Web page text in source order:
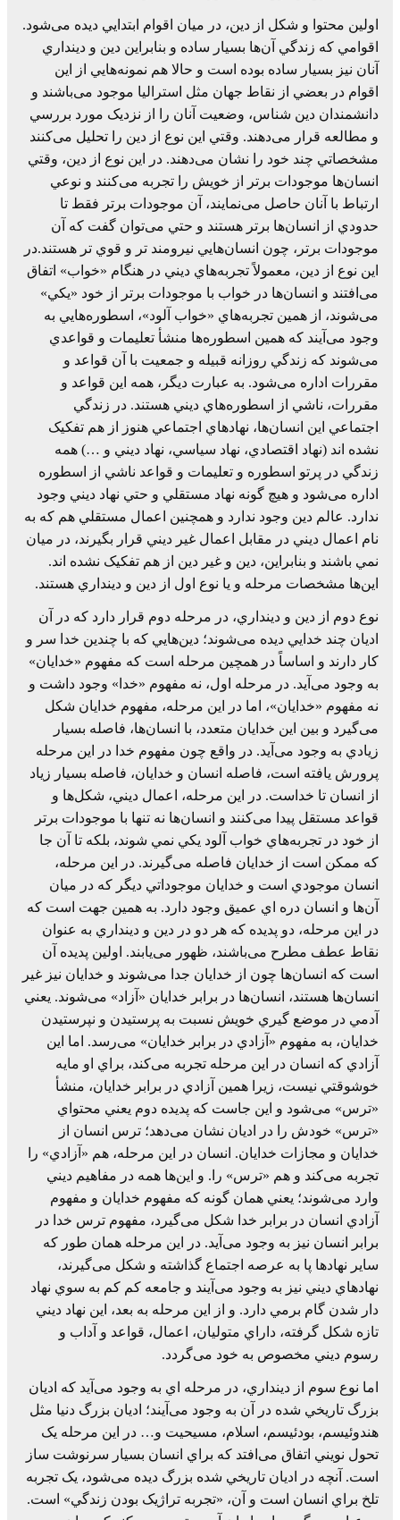
اولين محتوا و شکل از دين، در ميان اقوام ابتدايي ديده می‌شود.
اقوامي که زندگي آن‌ها بسيار ساده و بنابراين دين و دينداري
آنان نيز بسيار ساده بوده است و حالا هم نمونه‌هايي از اين
اقوام در بعضي از نقاط جهان مثل استراليا موجود می‌باشند و
دانشمندان دين شناس، وضعيت آنان را از نزديک مورد بررسي
و مطالعه قرار می‌دهند. وقتي اين نوع از دين را تحليل می‌کنند
مشخصاتي چند خود را نشان می‌دهند. در اين نوع از دين، وقتي
انسان‌ها موجودات برتر از خويش را تجربه می‌کنند و نوعي
ارتباط با آنان حاصل می‌نمايند، آن موجودات برتر فقط تا
حدودي از انسان‌ها برتر هستند و حتي می‌توان گفت که آن
موجودات برتر، چون انسان‌هايي نيرومند تر و قوي تر هستند.در
اين نوع از دين، معمولاً تجربه‌هاي ديني در هنگام «خواب» اتفاق
می‌افتند و انسان‌ها در خواب با موجودات برتر از خود «يکي»
می‌شوند، از همين تجربه‌هاي «خواب آلود»، اسطوره‌هايي به
وجود می‌آيند که همين اسطوره‌ها منشأ تعليمات و قواعدي
می‌شوند که زندگي روزانه قبيله و جمعيت با آن قواعد و
مقررات اداره می‌شود. به عبارت ديگر، همه اين قواعد و
مقررات، ناشي از اسطوره‌هاي ديني هستند. در زندگي
اجتماعي اين انسان‌ها، نهادهاي اجتماعي هنوز از هم تفکيک
نشده اند (نهاد اقتصادي، نهاد سياسي، نهاد ديني و …) همه
زندگي در پرتو اسطوره و تعليمات و قواعد ناشي از اسطوره
اداره می‌شود و هيچ گونه نهاد مستقلي و حتي نهاد ديني وجود
ندارد. عالم دين وجود ندارد و همچنين اعمال مستقلي هم که به
نام اعمال ديني در مقابل اعمال غير ديني قرار بگيرند، در ميان
نمي باشند و بنابراين، دين و غير دين از هم تفکيک نشده اند.
اين‌ها مشخصات مرحله و يا نوع اول از دين و دينداري هستند.
نوع دوم از دين و دينداري، در مرحله دوم قرار دارد که در آن
اديان چند خدايي ديده می‌شوند؛ دين‌هايي که با چندين خدا سر و
کار دارند و اساساً در همچين مرحله است که مفهوم «خدايان»
به وجود می‌آيد. در مرحله اول، نه مفهوم «خدا» وجود داشت و
نه مفهوم «خدايان»، اما در اين مرحله، مفهوم خدايان شکل
می‌گيرد و بين اين خدايان متعدد، با انسان‌ها، فاصله بسيار
زيادي به وجود می‌آيد. در واقع چون مفهوم خدا در اين مرحله
پرورش يافته است، فاصله انسان و خدايان، فاصله بسيار زياد
از انسان تا خداست. در اين مرحله، اعمال ديني، شکل‌ها و
قواعد مستقل پيدا می‌کنند و انسان‌ها نه تنها با موجودات برتر
از خود در تجربه‌هاي خواب آلود يکي نمي شوند، بلکه تا آن جا
که ممکن است از خدايان فاصله می‌گيرند. در اين مرحله،
انسان موجودي است و خدايان موجوداتي ديگر که در ميان
آن‌ها و انسان دره اي عميق وجود دارد. به همين جهت است که
در اين مرحله، دو پديده که هر دو در دين و دينداري به عنوان
نقاط عطف مطرح می‌باشند، ظهور می‌يابند. اولين پديده آن
است که انسان‌ها چون از خدايان جدا می‌شوند و خدايان نيز غير
انسان‌ها هستند، انسان‌ها در برابر خدايان «آزاد» می‌شوند. يعني
آدمي در موضع گيري خويش نسبت به پرستيدن و نپرستيدن
خدايان، به مفهوم «آزادي در برابر خدايان» می‌رسد. اما اين
آزادي که انسان در اين مرحله تجربه می‌کند، براي او مايه
خوشوقتي نيست، زيرا همين آزادي در برابر خدايان، منشأ
«ترس» می‌شود و اين جاست که پديده دوم يعني محتواي
«ترس» خودش را در اديان نشان می‌دهد؛ ترس انسان از
خدايان و مجازات خدايان. انسان در اين مرحله، هم «آزادي» را
تجربه می‌کند و هم «ترس» را. و اين‌ها همه در مفاهيم ديني
وارد می‌شوند؛ يعني همان گونه که مفهوم خدايان و مفهوم
آزادي انسان در برابر خدا شکل می‌گيرد، مفهوم ترس خدا در
برابر انسان نيز به وجود می‌آيد. در اين مرحله همان طور که
ساير نهادها پا به عرصه اجتماع گذاشته و شکل می‌گيرند،
نهادهاي ديني نيز به وجود می‌آيند و جامعه کم کم به سوي نهاد
دار شدن گام برمي دارد. و از اين مرحله به بعد، اين نهاد ديني
تازه شکل گرفته، داراي متوليان، اعمال، قواعد و آداب و
رسوم ديني مخصوص به خود می‌گردد.
اما نوع سوم از دينداري، در مرحله اي به وجود می‌آيد که اديان
بزرگ تاريخي شده در آن به وجود می‌آيند؛ اديان بزرگ دنيا مثل
هندوئيسم، بودئيسم، اسلام، مسيحيت و… در اين مرحله يک
تحول نويني اتفاق می‌افتد که براي انسان بسيار سرنوشت ساز
است. آنچه در اديان تاريخي شده بزرگ ديده می‌شود، يک تجربه
تلخ براي انسان است و آن، «تجربه تراژيک بودن زندگي» است.